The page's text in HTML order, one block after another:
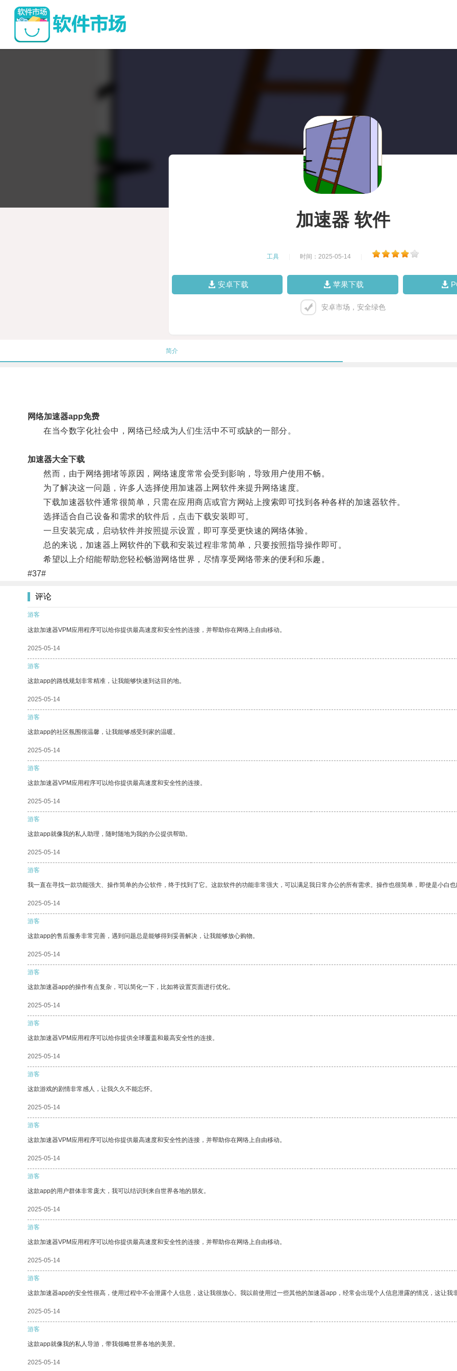
加速器 软件
工具 时间：2025-05-14
安卓下载 苹果下载
安卓市场，安全绿色
简介
网络加速器app免费
在当今数字化社会中，网络已经成为人们生活中不可或缺的一部分。
加速器大全下载
然而，由于网络拥堵等原因，网络速度常常会受到影响，导致用户使用不畅。
为了解决这一问题，许多人选择使用加速器上网软件来提升网络速度。
下载加速器软件通常很简单，只需在应用商店或官方网站上搜索即可找到各种各样的加速器软件。
选择适合自己设备和需求的软件后，点击下载安装即可。
一旦安装完成，启动软件并按照提示设置，即可享受更快速的网络体验。
总的来说，加速器上网软件的下载和安装过程非常简单，只要按照指导操作即可。
希望以上介绍能帮助您轻松畅游网络世界，尽情享受网络带来的便利和乐趣。
#37#
评论
游客
这款加速器VPM应用程序可以给你提供最高速度和安全性的连接，并帮助你在网络上自由移动。
2025-05-14
游客
这款app的路线规划非常精准，让我能够快速到达目的地。
2025-05-14
游客
这款app的社区氛围很温馨，让我能够感受到家的温暖。
2025-05-14
游客
这款加速器VPM应用程序可以给你提供最高速度和安全性的连接。
2025-05-14
游客
这款app就像我的私人助理，随时随地为我的办公提供帮助。
2025-05-14
游客
我一直在寻找一款功能强大、操作简单的办公软件，终于找到了它。这款软件的功能非常强大，可以满足我日常办公的所有需求。操作也很简单，即使是小白也
2025-05-14
游客
这款app的售后服务非常完善，遇到问题总是能够得到妥善解决，让我能够放心购物。
2025-05-14
游客
这款加速器app的操作有点复杂，可以简化一下，比如将设置页面进行优化。
2025-05-14
游客
这款加速器VPM应用程序可以给你提供全球覆盖和最高安全性的连接。
2025-05-14
游客
这款游戏的剧情非常感人，让我久久不能忘怀。
2025-05-14
游客
这款加速器VPM应用程序可以给你提供最高速度和安全性的连接，并帮助你在网络上自由移动。
2025-05-14
游客
这款app的用户群体非常庞大，我可以结识到来自世界各地的朋友。
2025-05-14
游客
这款加速器VPM应用程序可以给你提供最高速度和安全性的连接，并帮助你在网络上自由移动。
2025-05-14
游客
这款加速器app的安全性很高，使用过程中不会泄露个人信息，这让我很放心。我以前使用过一些其他的加速器app，经常会出现个人信息泄露的情况，这让我
2025-05-14
游客
这款app就像我的私人导游，带我领略世界各地的美景。
2025-05-14